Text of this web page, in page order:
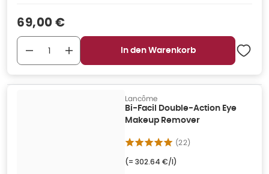
Verkaufspreis
69,00 €
In den Warenkorb
Lancôme
Bi-Facil Double-Action Eye
Makeup Remover
(22)
(= 302.64 €/l)